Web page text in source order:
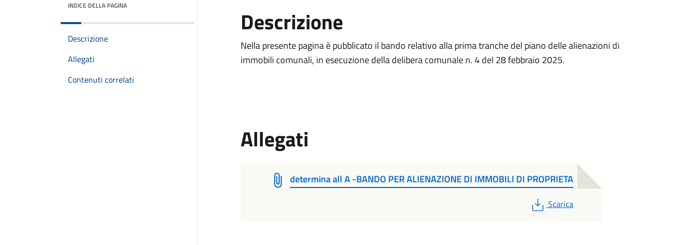
INDICE DELLA PAGINA
Descrizione
Allegati
Contenuti correlati
Descrizione
Nella presente pagina è pubblicato il bando relativo alla prima tranche del piano delle alienazioni di
immobili comunali, in esecuzione della delibera comunale n. 4 del 28 febbraio 2025.
Allegati
determina all A -BANDO PER ALIENAZIONE DI IMMOBILI DI PROPRIETA
PDF
Scarica